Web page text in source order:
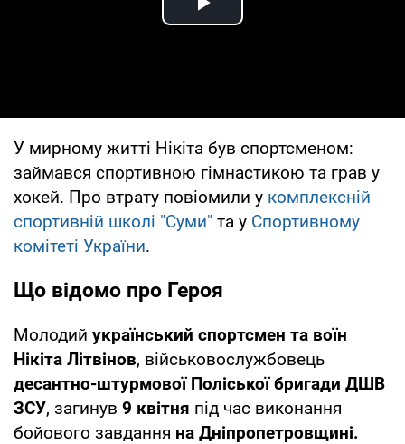
Play Video
У мирному житті Нікіта був спортсменом:
займався спортивною гімнастикою та грав у
хокей. Про втрату повіомили у комплексній
спортивній школі "Суми" та у Спортивному
комітеті України.
Що відомо про Героя
Молодий український спортсмен та воїн
Нікіта Літвінов, військовослужбовець
десантно-штурмової Поліської бригади ДШВ
ЗСУ, загинув 9 квітня під час виконання
бойового завдання на Дніпропетровщині.